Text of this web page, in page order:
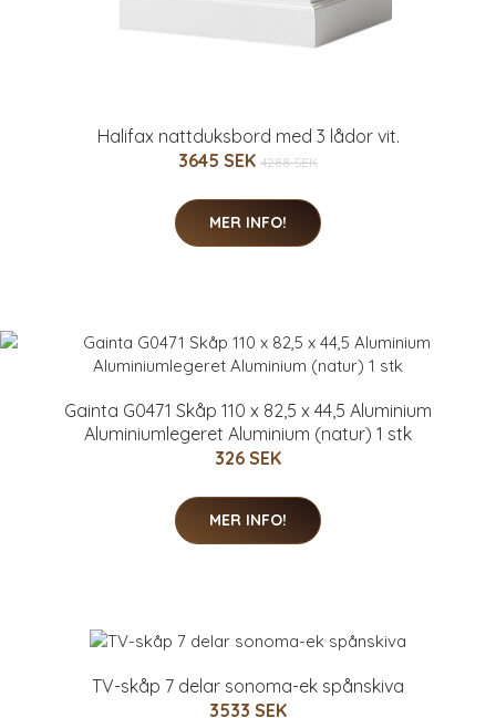
Halifax nattduksbord med 3 lådor vit.
3645 SEK 4288 SEK
MER INFO!
Gainta G0471 Skåp 110 x 82,5 x 44,5 Aluminium
Aluminiumlegeret Aluminium (natur) 1 stk
326 SEK
MER INFO!
TV-skåp 7 delar sonoma-ek spånskiva
3533 SEK